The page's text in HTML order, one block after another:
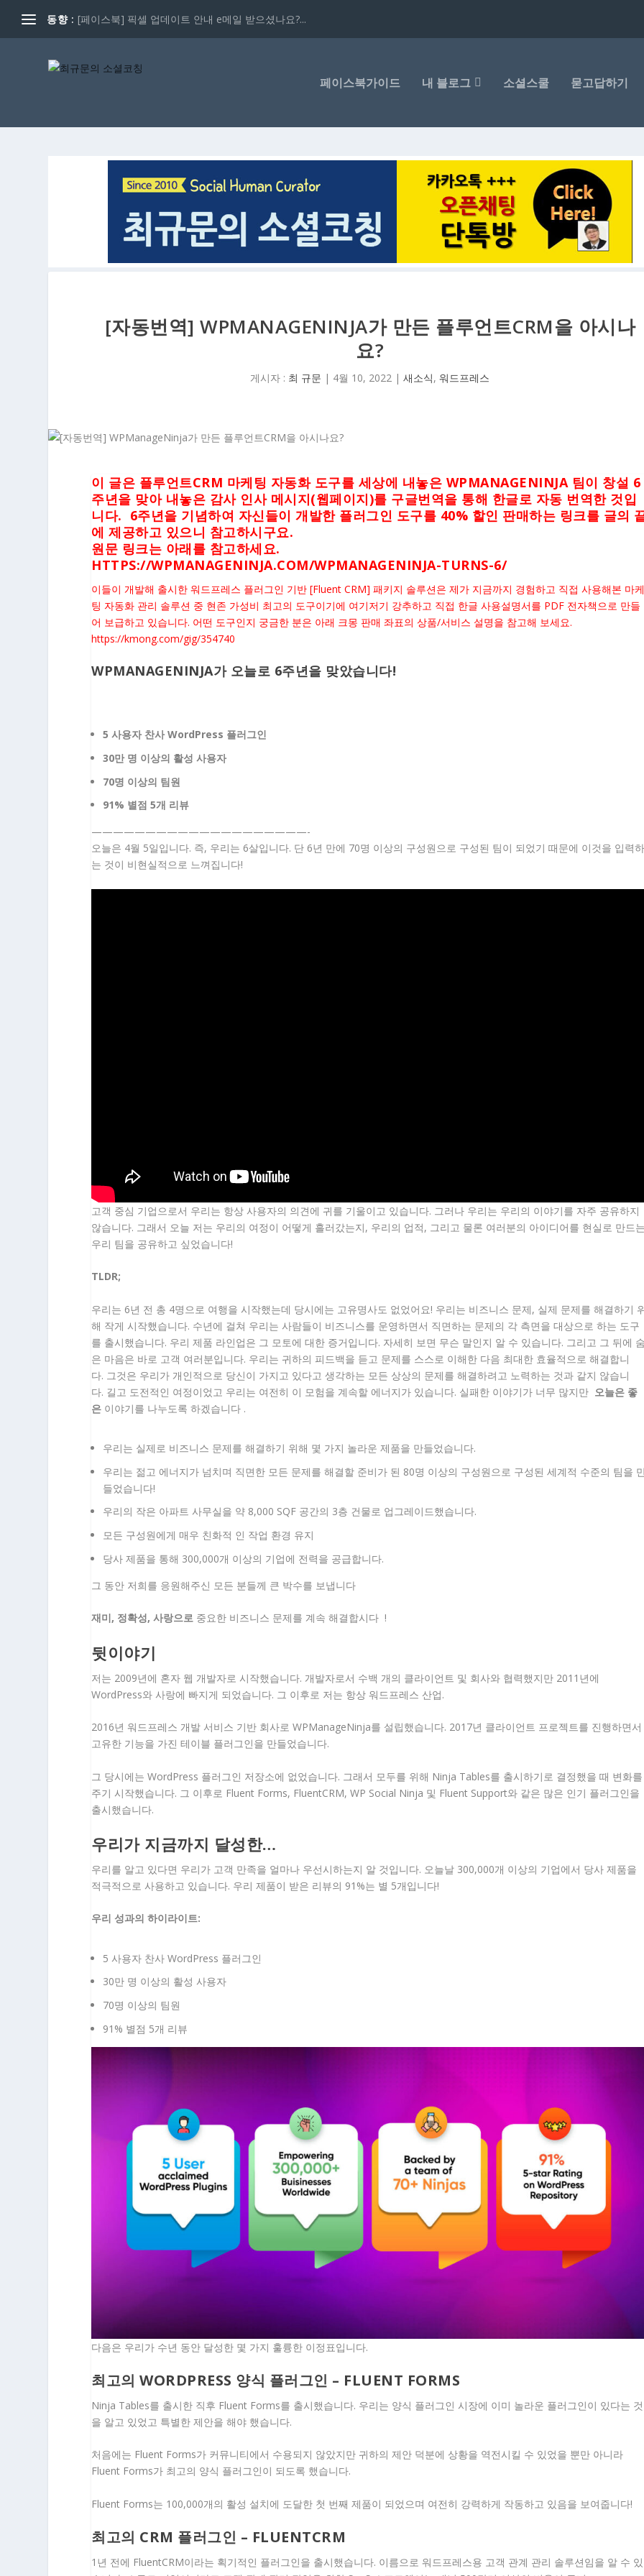
동향 : [페이스북] 픽셀 업데이트 안내 e메일 받으셨나요?...
페이스북가이드 내 블로그 소셜스쿨 묻고답하기
[자동번역] WPMANAGENINJA가 만든 플루언트CRM을 아시나
요?
게시자 : 최 규문 | 4월 10, 2022 |새소식,워드프레스
이 글은 플루언트CRM 마케팅 자동화 도구를 세상에 내놓은 WPMANAGENINJA 팀이 창설 6
주년을 맞아 내놓은 감사 인사 메시지(웹페이지)를 구글번역을 통해 한글로 자동 번역한 것입
니다. 6주년을 기념하여 자신들이 개발한 플러그인 도구를 40% 할인 판매하는 링크를 글의
에 제공하고 있으니 참고하시구요.
원문 링크는 아래를 참고하세요.
HTTPS://WPMANAGENINJA.COM/WPMANAGENINJA-TURNS-6/
이들이 개발해 출시한 워드프레스 플러그인 기반 [Fluent CRM] 패키지 솔루션은 제가 지금까지 경험하고 직접 사용해본 마케
팅 자동화 관리 솔루션 중 현존 가성비 최고의 도구이기에 여기저기 강추하고 직접 한글 사용설명서를 PDF 전자책으로 만들
어 보급하고 있습니다. 어떤 도구인지 궁금한 분은 아래 크몽 판매 좌표의 상품/서비스 설명을 참고해 보세요.
https://kmong.com/gig/354740
WPMANAGENINJA가 오늘로 6주년을 맞았습니다!
5 사용자 찬사 WordPress 플러그인
30만 명 이상의 활성 사용자
70명 이상의 팀원
91% 별점 5개 리뷰
————————————————————-
오늘은 4월 5일입니다. 즉, 우리는 6살입니다. 단 6년 만에 70명 이상의 구성원으로 구성된 팀이 되었기 때문에 이것을 입력하
는 것이 비현실적으로 느껴집니다!
고객 중심 기업으로서 우리는 항상 사용자의 의견에 귀를 기울이고 있습니다. 그러나 우리는 우리의 이야기를 자주 공유하지
않습니다. 그래서 오늘 저는 우리의 여정이 어떻게 흘러갔는지, 우리의 업적, 그리고 물론 여러분의 아이디어를 현실로 만드는
우리 팀을 공유하고 싶었습니다!
TLDR;
우리는 6년 전 총 4명으로 여행을 시작했는데 당시에는 고유명사도 없었어요! 우리는 비즈니스 문제, 실제 문제를 해결하기
해 작게 시작했습니다. 수년에 걸쳐 우리는 사람들이 비즈니스를 운영하면서 직면하는 문제의 각 측면을 대상으로 하는 도구
를 출시했습니다. 우리 제품 라인업은 그 모토에 대한 증거입니다. 자세히 보면 무슨 말인지 알 수 있습니다. 그리고 그 뒤에 숨
은 마음은 바로 고객 여러분입니다. 우리는 귀하의 피드백을 듣고 문제를 스스로 이해한 다음 최대한 효율적으로 해결합니
다. 그것은 우리가 개인적으로 당신이 가지고 있다고 생각하는 모든 상상의 문제를 해결하려고 노력하는 것과 같지 않습니
다. 길고 도전적인 여정이었고 우리는 여전히 이 모험을 계속할 에너지가 있습니다. 실패한 이야기가 너무 많지만 오늘은 좋
은 이야기를 나누도록 하겠습니다 .
우리는 실제로 비즈니스 문제를 해결하기 위해 몇 가지 놀라운 제품을 만들었습니다.
우리는 젊고 에너지가 넘치며 직면한 모든 문제를 해결할 준비가 된 80명 이상의 구성원으로 구성된 세계적 수준의 팀을
들었습니다!
우리의 작은 아파트 사무실을 약 8,000 SQF 공간의 3층 건물로 업그레이드했습니다.
모든 구성원에게 매우 친화적 인 작업 환경 유지
당사 제품을 통해 300,000개 이상의 기업에 전력을 공급합니다.
그 동안 저희를 응원해주신 모든 분들께 큰 박수를 보냅니다
재미, 정확성, 사랑으로 중요한 비즈니스 문제를 계속 해결합시다 !
뒷이야기
저는 2009년에 혼자 웹 개발자로 시작했습니다. 개발자로서 수백 개의 클라이언트 및 회사와 협력했지만 2011년에
WordPress와 사랑에 빠지게 되었습니다. 그 이후로 저는 항상 워드프레스 산업.
2016년 워드프레스 개발 서비스 기반 회사로 WPManageNinja를 설립했습니다. 2017년 클라이언트 프로젝트를 진행하면서
고유한 기능을 가진 테이블 플러그인을 만들었습니다.
그 당시에는 WordPress 플러그인 저장소에 없었습니다. 그래서 모두를 위해 Ninja Tables를 출시하기로 결정했을 때 변화를
주기 시작했습니다. 그 이후로 Fluent Forms, FluentCRM, WP Social Ninja 및 Fluent Support와 같은 많은 인기 플러그인을
출시했습니다.
우리가 지금까지 달성한…
우리를 알고 있다면 우리가 고객 만족을 얼마나 우선시하는지 알 것입니다. 오늘날 300,000개 이상의 기업에서 당사 제품을
적극적으로 사용하고 있습니다. 우리 제품이 받은 리뷰의 91%는 별 5개입니다!
우리 성과의 하이라이트:
5 사용자 찬사 WordPress 플러그인
30만 명 이상의 활성 사용자
70명 이상의 팀원
91% 별점 5개 리뷰
다음은 우리가 수년 동안 달성한 몇 가지 훌륭한 이정표입니다.
최고의 WORDPRESS 양식 플러그인 – FLUENT FORMS
Ninja Tables를 출시한 직후 Fluent Forms를 출시했습니다. 우리는 양식 플러그인 시장에 이미 놀라운 플러그인이 있다는 것
을 알고 있었고 특별한 제안을 해야 했습니다.
처음에는 Fluent Forms가 커뮤니티에서 수용되지 않았지만 귀하의 제안 덕분에 상황을 역전시킬 수 있었을 뿐만 아니라
Fluent Forms가 최고의 양식 플러그인이 되도록 했습니다.
Fluent Forms는 100,000개의 활성 설치에 도달한 첫 번째 제품이 되었으며 여전히 강력하게 작동하고 있음을 보여줍니다!
최고의 CRM 플러그인 – FLUENTCRM
1년 전에 FluentCRM이라는 획기적인 플러그인을 출시했습니다. 이름으로 워드프레스용 고객 관계 관리 솔루션임을 알 수 있